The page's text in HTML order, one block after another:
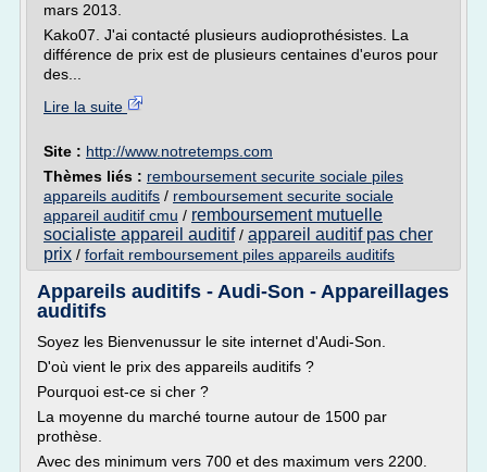
mars 2013.
Kako07. J'ai contacté plusieurs audioprothésistes. La
différence de prix est de plusieurs centaines d'euros pour
des...
Lire la suite
Site : http://www.notretemps.com
Thèmes liés : remboursement securite sociale piles
appareils auditifs / remboursement securite sociale
appareil auditif cmu / remboursement mutuelle
socialiste appareil auditif/ appareil auditif pas cher
prix / forfait remboursement piles appareils auditifs
Appareils auditifs - Audi-Son - Appareillages
auditifs
Soyez les Bienvenussur le site internet d'Audi-Son.
D'où vient le prix des appareils auditifs ?
Pourquoi est-ce si cher ?
La moyenne du marché tourne autour de 1500 par
prothèse.
Avec des minimum vers 700 et des maximum vers 2200.